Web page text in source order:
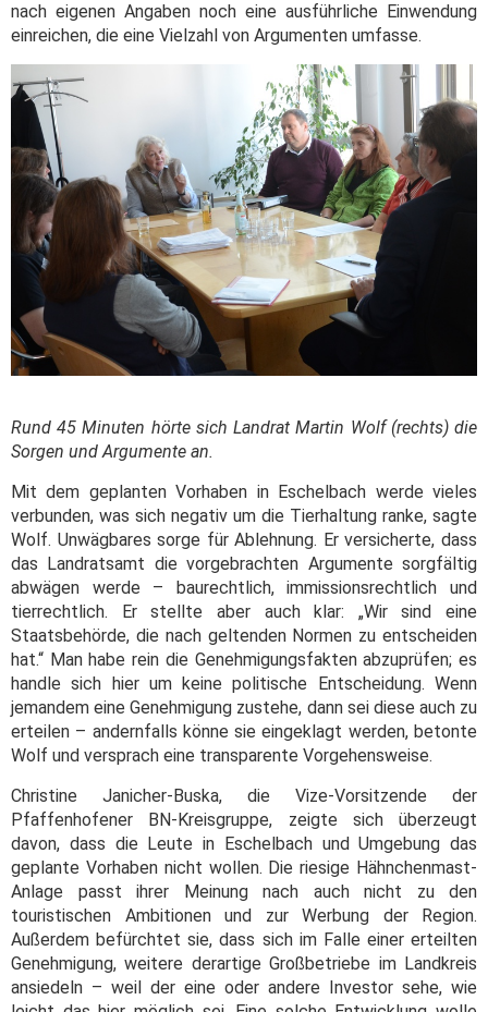
nach eigenen Angaben noch eine ausführliche Einwendung
einreichen, die eine Vielzahl von Argumenten umfasse.
Rund 45 Minuten hörte sich Landrat Martin Wolf (rechts) die
Sorgen und Argumente an.
Mit dem geplanten Vorhaben in Eschelbach werde vieles
verbunden, was sich negativ um die Tierhaltung ranke, sagte
Wolf. Unwägbares sorge für Ablehnung. Er versicherte, dass
das Landratsamt die vorgebrachten Argumente sorgfältig
abwägen werde – baurechtlich, immissionsrechtlich und
tierrechtlich. Er stellte aber auch klar: „Wir sind eine
Staatsbehörde, die nach geltenden Normen zu entscheiden
hat.“ Man habe rein die Genehmigungsfakten abzuprüfen; es
handle sich hier um keine politische Entscheidung. Wenn
jemandem eine Genehmigung zustehe, dann sei diese auch zu
erteilen – andernfalls könne sie eingeklagt werden, betonte
Wolf und versprach eine transparente Vorgehensweise.
Christine Janicher-Buska, die Vize-Vorsitzende der
Pfaffenhofener BN-Kreisgruppe, zeigte sich überzeugt
davon, dass die Leute in Eschelbach und Umgebung das
geplante Vorhaben nicht wollen. Die riesige Hähnchenmast-
Anlage passt ihrer Meinung nach auch nicht zu den
touristischen Ambitionen und zur Werbung der Region.
Außerdem befürchtet sie, dass sich im Falle einer erteilten
Genehmigung, weitere derartige Großbetriebe im Landkreis
ansiedeln – weil der eine oder andere Investor sehe, wie